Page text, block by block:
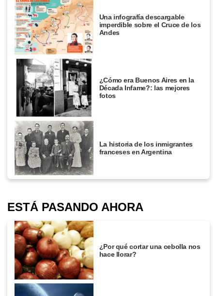
Una infografía descargable
imperdible sobre el Cruce de los
Andes
¿Cómo era Buenos Aires en la
Década Infame?: las mejores
fotos
La historia de los inmigrantes
franceses en Argentina
ESTÁ PASANDO AHORA
¿Por qué cortar una cebolla nos
hace llorar?